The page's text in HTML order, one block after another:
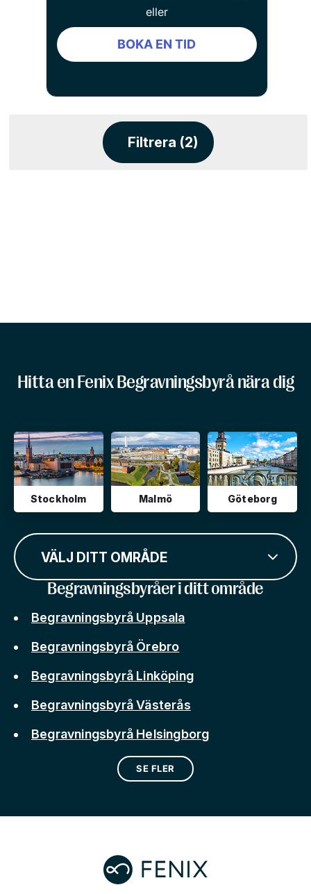
eller
BOKA EN TID
Filtrera (2)
Hitta en Fenix Begravningsbyrå nära dig
Stockholm Malmö Göteborg
VÄLJ DITT OMRÅDE
Begravningsbyråer i ditt område
Begravningsbyrå Uppsala
Begravningsbyrå Örebro
Begravningsbyrå Linköping
Begravningsbyrå Västerås
Begravningsbyrå Helsingborg
SE FLER